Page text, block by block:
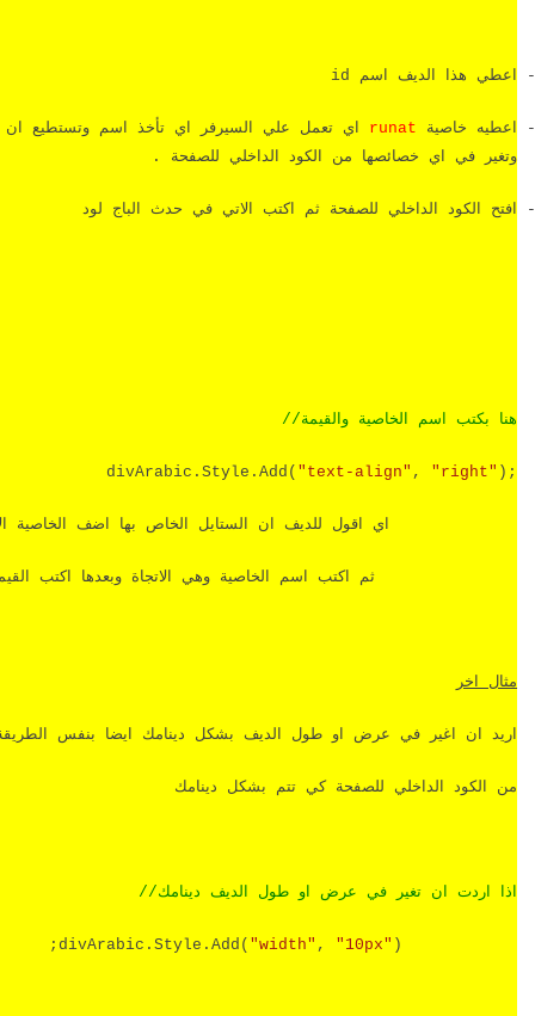
اعطي هذا الديف اسم id
اعطيه خاصية runat اي تعمل علي السيرفر اي تأخذ اسم وتستطيع ان
وتغير في اي خصائصها من الكود الداخلي للصفحة .
افتح الكود الداخلي للصفحة ثم اكتب الاتي في حدث الباج لود
// هنا بكتب اسم الخاصية والقيمة
divArabic.Style.Add( "text-align" , "right" );
اي اقول للديف ان الستايل الخاص بها اضف الخاصية
ثم اكتب اسم الخاصية وهي الاتجاة وبعدها اكتب
مثال اخر
اريد ان اغير في عرض او طول الديف بشكل دينامك ايضا بنفس
من الكود الداخلي للصفحة كي تتم بشكل دينامك
// اذا اردت ان تغير في عرض او طول الديف دينامك
divArabic.Style.Add( "width" , "10px" );